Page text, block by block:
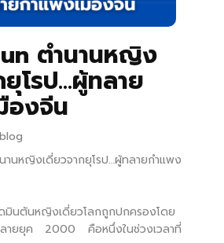
ตำนานหญิง
ยุโรป…ผู้ทลาย
องจีน
blog
หญิงเดี่ยวจากยุโรป…ผู้ทลายกำแพง
นตันหญิงเดี่ยวโลกถูกปกครองโดย
ายยุค 2000 คือหนึ่งในช่วงเวลาที่